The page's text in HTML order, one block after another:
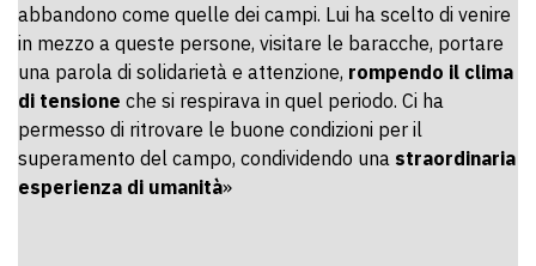
abbandono come quelle dei campi. Lui ha scelto di venire
in mezzo a queste persone, visitare le baracche, portare
una parola di solidarietà e attenzione, rompendo il clima
di tensione che si respirava in quel periodo. Ci ha
permesso di ritrovare le buone condizioni per il
superamento del campo, condividendo una straordinaria
esperienza di umanità»